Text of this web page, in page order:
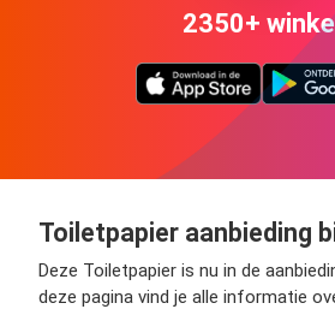
2350+
Toiletpapier aanbieding
Deze Toiletpapier is nu in de
deze pagina vind je alle informatie